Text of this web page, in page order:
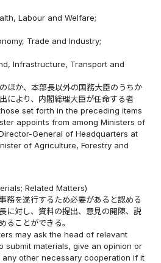
Labour and Welfare;
Trade and Industry;
Infrastructure, Transport and
ほか、本部長以外の国務大臣のうちか
により、内閣総理大臣が任命する者
set forth in the preceding items
appoints from among Ministers of
General of Headquarters at
of Agriculture, Forestry and
Related Matters)
務を遂行するため必要があると認める
に対し、資料の提出、意見の開陳、説
ることができる。
may ask the head of relevant
submit materials, give an opinion or
other necessary cooperation if it